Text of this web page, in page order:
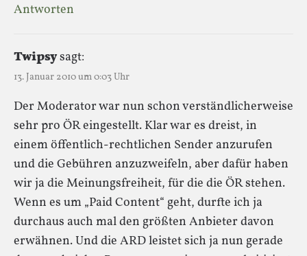
Antworten
Twipsysagt:
13. Januar 2010 um 0:03 Uhr
Der Moderator war nun schon verständlicherweise
sehr pro ÖR eingestellt. Klar war es dreist, in
einem öffentlich-rechtlichen Sender anzurufen
und die Gebühren anzuzweifeln, aber dafür haben
wir ja die Meinungsfreiheit, für die die ÖR stehen.
Wenn es um „Paid Content“ geht, durfte ich ja
durchaus auch mal den größten Anbieter davon
erwähnen. Und die ARD leistet sich ja nun gerade